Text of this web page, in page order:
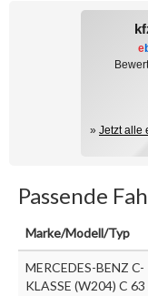
e
» Jetzt alle
Passende
Marke/Modell/Typ
MERCEDES-BENZ C-
KLASSE (W204) C